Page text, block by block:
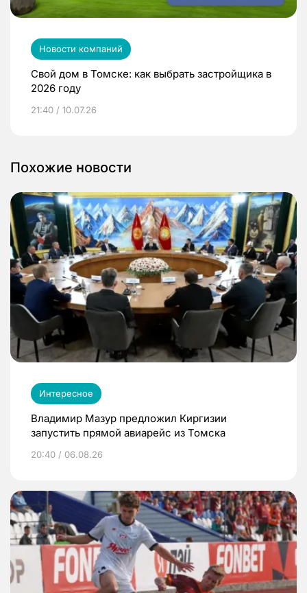
Новости компаний
Свой дом в Томске: как выбрать застройщика в
2026 году
21:40 / 10.07.26
Похожие новости
Интересное
Владимир Мазур предложил Киргизии
запустить прямой авиарейс из Томска
20:40 / 06.08.26